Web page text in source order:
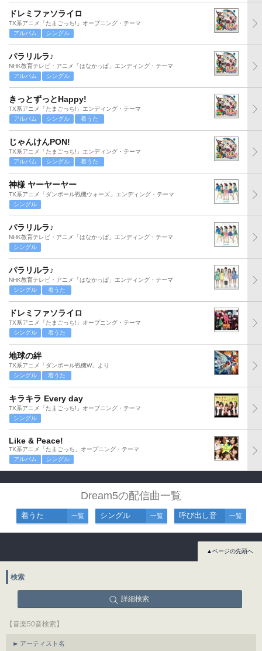
ドレミファソライロ
TX系アニメ「たまごっち!」オープニング・テーマ
アルバム
シングル
パラリルラ♪
NHK教育テレビ・アニメ「はなかっぱ」エンディング・テーマ
アルバム
シングル
きっとずっとHappy!
TX系アニメ「たまごっち!」エンディング・テーマ
アルバム
シングル 着うた
じゃんけんPON!
TX系アニメ「たまごっち!」エンディング・テーマ
アルバム
シングル 着うた
神様 ヤーヤーヤー
TX系アニメ「ダンボール戦機ウォーズ」エンディング・テーマ
シングル
パラリルラ♪
NHK教育テレビ・アニメ「はなかっぱ」エンディング・テーマ
シングル
パラリルラ♪
NHK教育テレビ・アニメ「はなかっぱ」エンディング・テーマ
シングル
着うた
ドレミファソライロ
TX系アニメ「たまごっち!」オープニング・テーマ
シングル
着うた
地球の絆
TX系アニメ「ダンボール戦機W」より
シングル
着うた
キラキラ Every day
TX系アニメ「たまごっち!」オープニング・テーマ
シングル
Like & Peace!
TX系アニメ「たまごっち」オープニング・テーマ
アルバム
シングル
Dream5の配信曲一覧
着うた 一覧 シングル 一覧 呼び出し音 一覧
▲ページの先頭へ
検索
詳細検索
【音楽50音検索】
アーティスト名